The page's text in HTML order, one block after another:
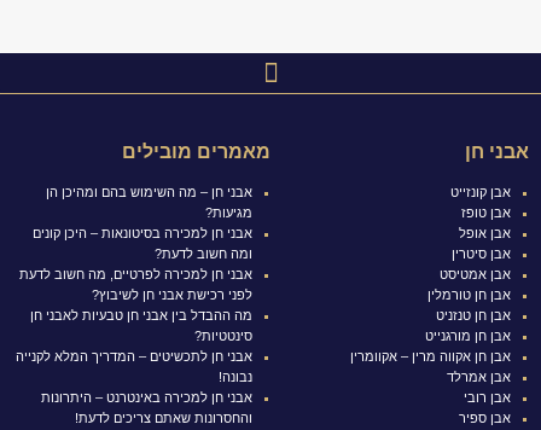
אבני חן
אבן קונזייט
אבן טופז
אבן אופל
אבן סיטרין
אבן אמטיסט
אבן חן טורמלין
אבן חן טנזניט
אבן חן מורגנייט
אבן חן אקווה מרין – אקוומרין
אבן אמרלד
אבן רובי
אבן ספיר
מאמרים מובילים
אבני חן – מה השימוש בהם ומהיכן הן
מגיעות?
אבני חן למכירה בסיטונאות – היכן קונים
ומה חשוב לדעת?
אבני חן למכירה לפרטיים, מה חשוב לדעת
לפני רכישת אבני חן לשיבוץ?
מה ההבדל בין אבני חן טבעיות לאבני חן
סינטטיות?
אבני חן לתכשיטים – המדריך המלא לקנייה
נבונה!
אבני חן למכירה באינטרנט – היתרונות
והחסרונות שאתם צריכים לדעת!